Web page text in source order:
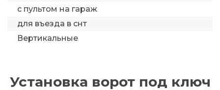
с пультом на гараж
для въезда в снт
Вертикальные
Установка ворот под ключ